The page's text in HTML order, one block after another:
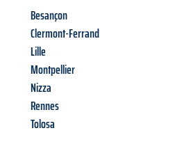
Besançon
Clermont-Ferrand
Lille
Montpellier
Nizza
Rennes
Tolosa